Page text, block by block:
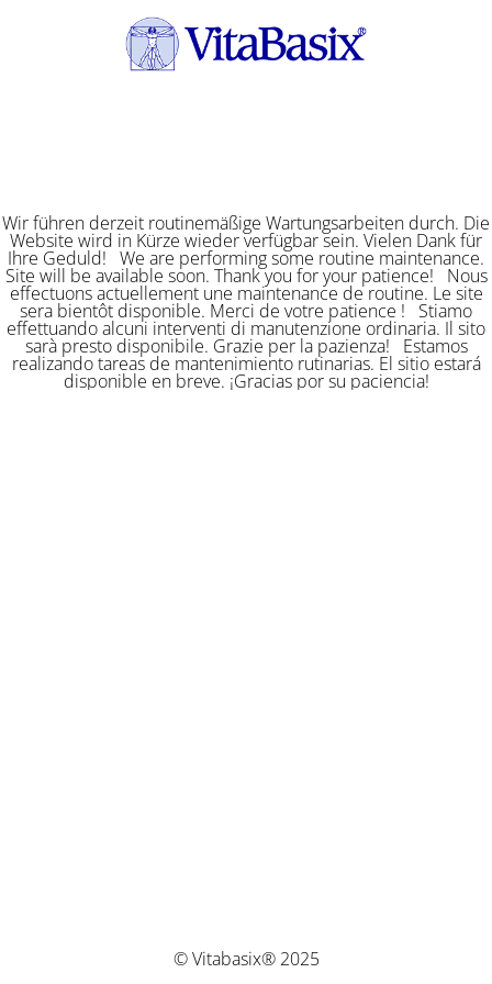
Wir führen derzeit routinemäßige Wartungsarbeiten durch. Die
Website wird in Kürze wieder verfügbar sein. Vielen Dank für
Ihre Geduld! We are performing some routine maintenance.
Site will be available soon. Thank you for your patience! Nous
effectuons actuellement une maintenance de routine. Le site
sera bientôt disponible. Merci de votre patience ! Stiamo
effettuando alcuni interventi di manutenzione ordinaria. Il sito
sarà presto disponibile. Grazie per la pazienza! Estamos
realizando tareas de mantenimiento rutinarias. El sitio estará
disponible en breve. ¡Gracias por su paciencia!
© Vitabasix® 2025